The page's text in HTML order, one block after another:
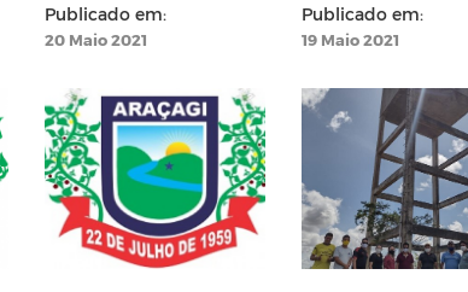
COMBATE AO
CORONAVÍRUS
Publicado em:
20 Maio 2021
MONTEIRO
BARREIRO DE
Publicado em:
19 Maio 2021